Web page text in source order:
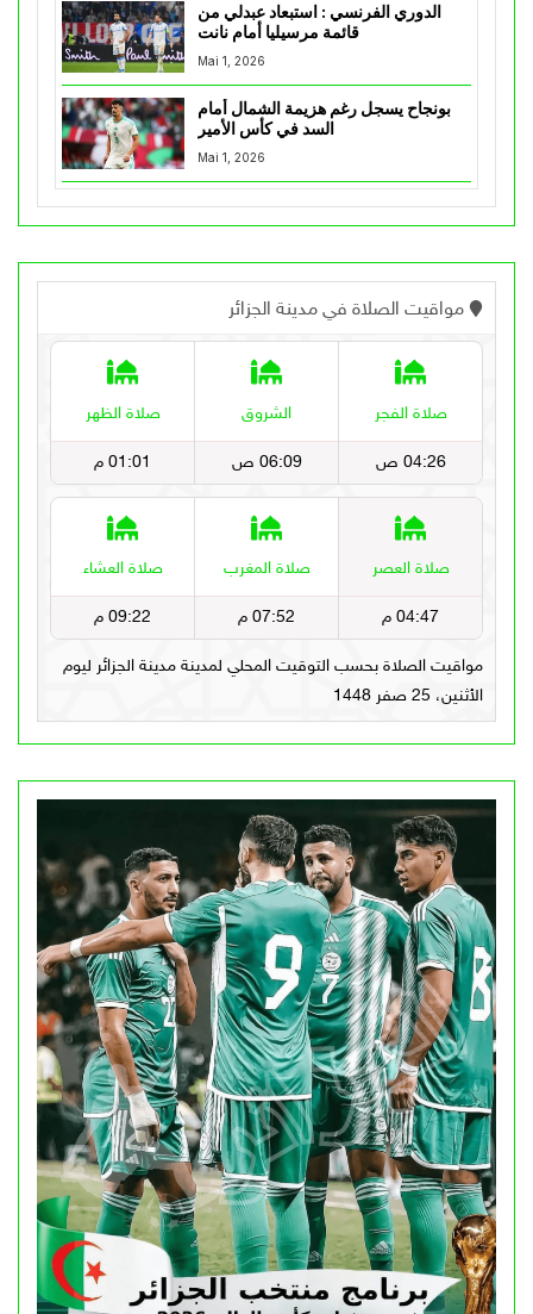
الدوري الفرنسي : استبعاد عبدلي من
قائمة مرسيليا أمام نانت
Mai 1, 2026
بونجاح يسجل رغم هزيمة الشمال أمام
السد في كأس الأمير
Mai 1, 2026